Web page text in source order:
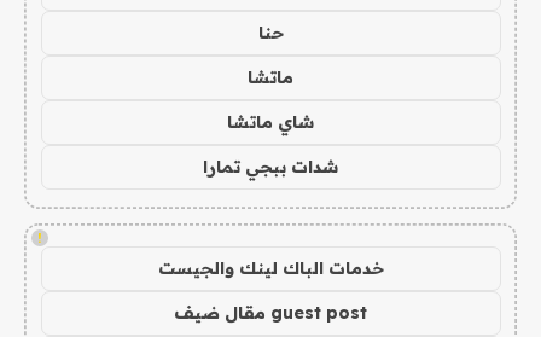
حنا
ماتشا
شاي ماتشا
شدات ببجي تمارا
!
خدمات الباك لينك والجيست
guest post مقال ضيف